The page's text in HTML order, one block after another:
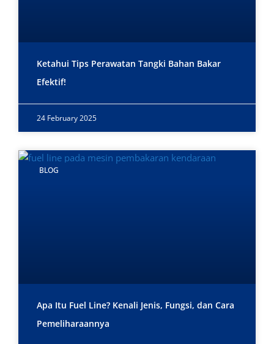
Ketahui Tips Perawatan Tangki Bahan Bakar
Efektif!
24 February 2025
BLOG
Apa Itu Fuel Line? Kenali Jenis, Fungsi, dan Cara
Pemeliharaannya